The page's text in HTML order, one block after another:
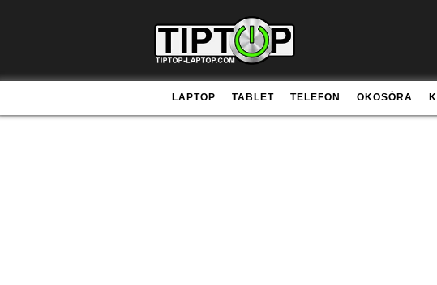
LAPTOP TABLET TELEFON OKOSÓRA